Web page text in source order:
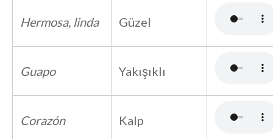
Hermosa, linda Güzel
Guapo Yakışıklı
Corazón Kalp